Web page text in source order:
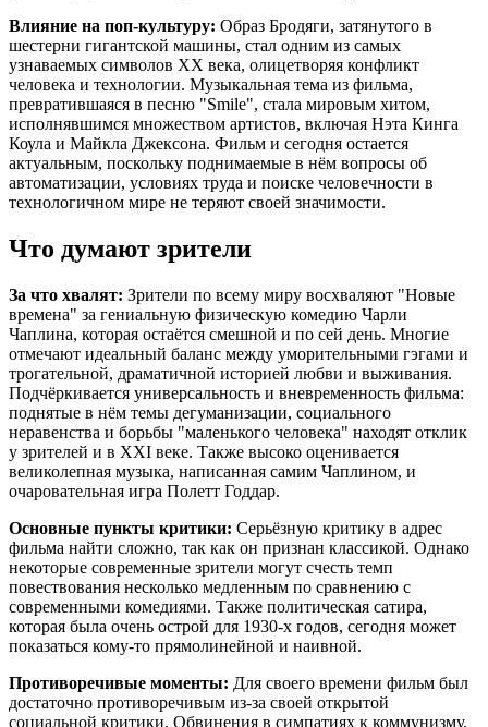
Влияние на поп-культуру: Образ Бродяги, затянутого в
шестерни гигантской машины, стал одним из самых
узнаваемых символов XX века, олицетворяя конфликт
человека и технологии. Музыкальная тема из фильма,
превратившаяся в песню "Smile", стала мировым хитом,
исполнявшимся множеством артистов, включая Нэта Кинга
Коула и Майкла Джексона. Фильм и сегодня остается
актуальным, поскольку поднимаемые в нём вопросы об
автоматизации, условиях труда и поиске человечности в
технологичном мире не теряют своей значимости.
Что думают зрители
За что хвалят: Зрители по всему миру восхваляют "Новые
времена" за гениальную физическую комедию Чарли
Чаплина, которая остаётся смешной и по сей день. Многие
отмечают идеальный баланс между уморительными гэгами и
трогательной, драматичной историей любви и выживания.
Подчёркивается универсальность и вневременность фильма:
поднятые в нём темы дегуманизации, социального
неравенства и борьбы "маленького человека" находят отклик
у зрителей и в XXI веке. Также высоко оценивается
великолепная музыка, написанная самим Чаплином, и
очаровательная игра Полетт Годдар.
Основные пункты критики: Серьёзную критику в адрес
фильма найти сложно, так как он признан классикой. Однако
некоторые современные зрители могут счесть темп
повествования несколько медленным по сравнению с
современными комедиями. Также политическая сатира,
которая была очень острой для 1930-х годов, сегодня может
показаться кому-то прямолинейной и наивной.
Противоречивые моменты: Для своего времени фильм был
достаточно противоречивым из-за своей открытой
социальной критики. Обвинения в симпатиях к коммунизму,